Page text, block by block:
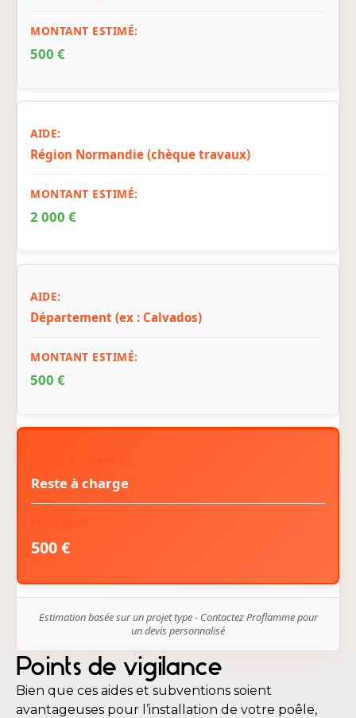
500 €
Région Normandie (chèque travaux)
2 000 €
Département (ex : Calvados)
500 €
Reste à charge
500 €
Estimation basée sur un projet type - Contactez Proflamme pour
un devis personnalisé
Points de vigilance
Bien que ces aides et subventions soient
avantageuses pour l’installation de votre poêle,